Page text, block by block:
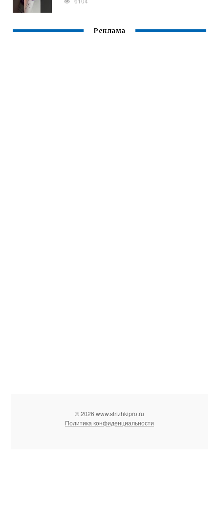
Реклама
© 2026 www.strizhkipro.ru
Политика конфиденциальности